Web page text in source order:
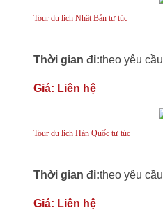
Tour du lịch Nhật Bản tự túc
Thời gian đi:theo yêu cầu
Giá: Liên hệ
Tour du lịch Hàn Quốc tự túc
Thời gian đi:theo yêu cầu
Giá: Liên hệ